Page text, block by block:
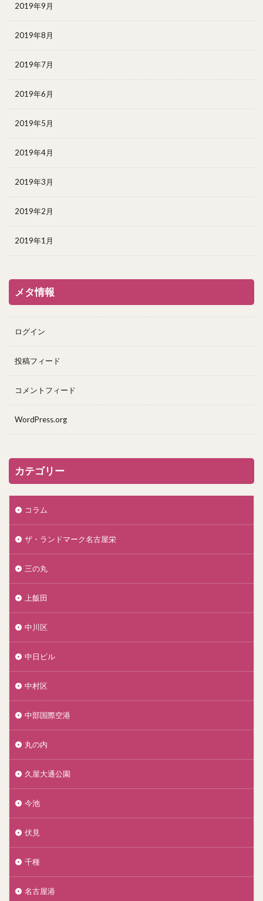
2019年9月
2019年8月
2019年7月
2019年6月
2019年5月
2019年4月
2019年3月
2019年2月
2019年1月
メタ情報
ログイン
投稿フィード
コメントフィード
WordPress.org
カテゴリー
コラム
ザ・ランドマーク名古屋栄
三の丸
上飯田
中川区
中日ビル
中村区
中部国際空港
丸の内
久屋大通公園
今池
伏見
千種
名古屋港